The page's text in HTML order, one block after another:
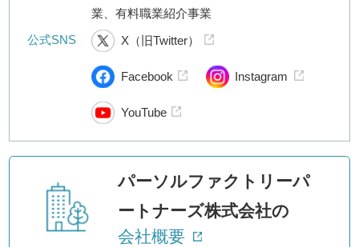
業、有料職業紹介事業
公式SNS
X（旧Twitter）
Facebook Instagram
YouTube
パーソルファクトリーパ
ートナーズ株式会社の
会社概要